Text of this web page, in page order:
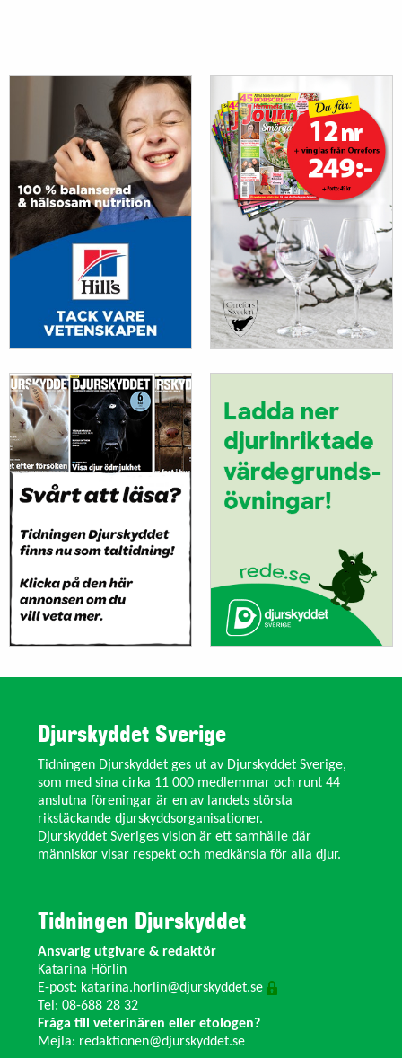
Djurskyddet Sverige
Tidningen Djurskyddet ges ut av Djurskyddet Sverige,
som med sina cirka 11 000 medlemmar och runt 44
anslutna föreningar är en av landets största
rikstäckande djurskyddsorganisationer.
Djurskyddet Sveriges vision är ett samhälle där
människor visar respekt och medkänsla för alla djur.
Tidningen Djurskyddet
Ansvarig utgivare & redaktör
Katarina Hörlin
E-post: katarina.horlin@djurskyddet.se
Tel: 08-688 28 32
Fråga till veterinären eller etologen?
Mejla: redaktionen@djurskyddet.se